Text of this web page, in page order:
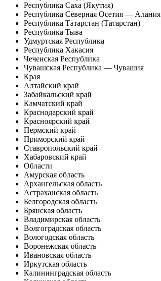
Республика Саха (Якутия)
Республика Северная Осетия — Алания
Республика Татарстан (Татарстан)
Республика Тыва
Удмуртская Республика
Республика Хакасия
Чеченская Республика
Чувашская Республика — Чувашия
Края
Алтайский край
Забайкальский край
Камчатский край
Краснодарский край
Красноярский край
Пермский край
Приморский край
Ставропольский край
Хабаровский край
Области
Амурская область
Архангельская область
Астраханская область
Белгородская область
Брянская область
Владимирская область
Волгоградская область
Вологодская область
Воронежская область
Ивановская область
Иркутская область
Калининградская область